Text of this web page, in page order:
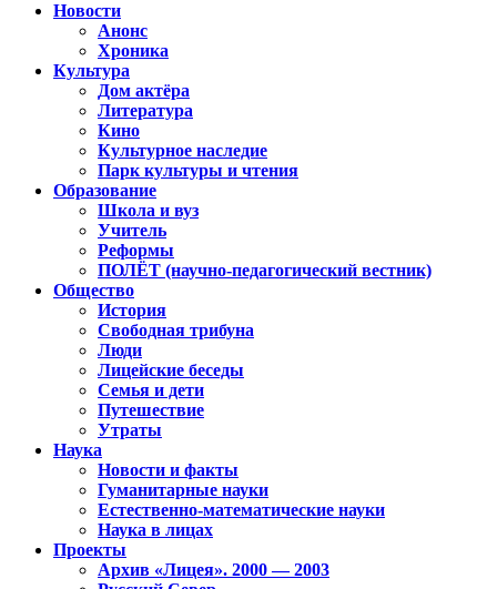
Новости
Анонс
Хроника
Культура
Дом актёра
Литература
Кино
Культурное наследие
Парк культуры и чтения
Образование
Школа и вуз
Учитель
Реформы
ПОЛЁТ (научно-педагогический вестник)
Общество
История
Свободная трибуна
Люди
Лицейские беседы
Семья и дети
Путешествие
Утраты
Наука
Новости и факты
Гуманитарные науки
Естественно-математические науки
Наука в лицах
Проекты
Архив «Лицея». 2000 — 2003